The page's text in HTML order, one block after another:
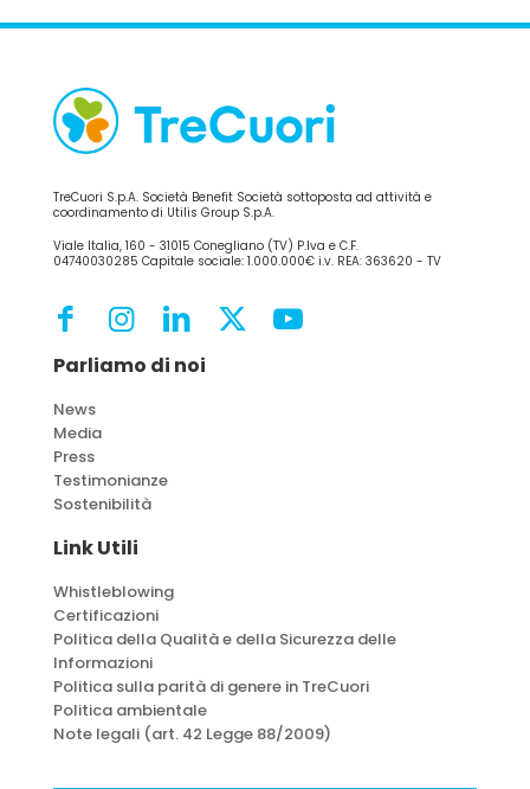
TreCuori S.p.A. Società Benefit Società sottoposta ad attività e
coordinamento di Utilis Group S.p.A.
Viale Italia, 160 - 31015 Conegliano (TV) P.Iva e C.F.
04740030285 Capitale sociale: 1.000.000€ i.v. REA: 363620 - TV
Parliamo di noi
News
Media
Press
Testimonianze
Sostenibilità
Link Utili
Whistleblowing
Certificazioni
Politica della Qualità e della Sicurezza delle
Informazioni
Politica sulla parità di genere in TreCuori
Politica ambientale
Note legali (art. 42 Legge 88/2009)